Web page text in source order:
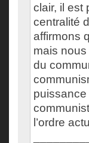
clair, il est
centralité
affirmons
mais
du
l’ordre